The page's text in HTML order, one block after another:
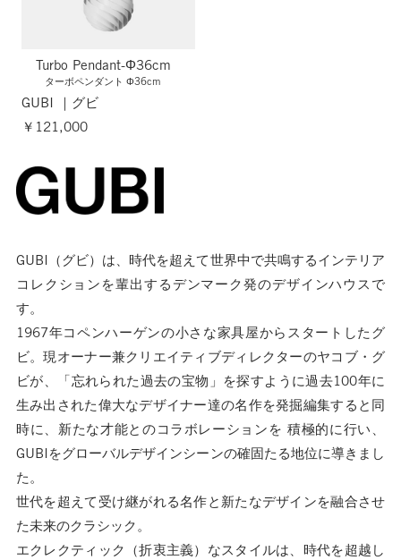
Turbo Pendant-Φ36cm
ターボペンダント Φ36cm
GUBI ｜グビ
￥121,000
GUBI（グビ）は、時代を超えて世界中で共鳴するインテリア
コレクションを輩出するデンマーク発のデザインハウスで
す。
1967年コペンハーゲンの小さな家具屋からスタートしたグ
ビ。現オーナー兼クリエイティブディレクターのヤコブ・グ
ビが、「忘れられた過去の宝物」を探すように過去100年に
生み出された偉大なデザイナー達の名作を発掘編集すると同
時に、新たな才能とのコラボレーションを 積極的に行い、
GUBIをグローバルデザインシーンの確固たる地位に導きまし
た。
世代を超えて受け継がれる名作と新たなデザインを融合させ
た未来のクラシック。
エクレクティック（折衷主義）なスタイルは、時代を超越し